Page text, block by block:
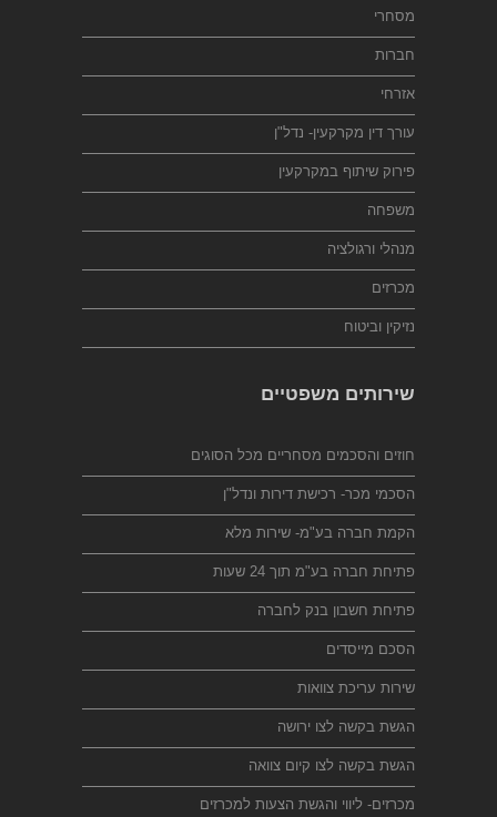
מסחרי
חברות
אזרחי
עורך דין מקרקעין- נדל"ן
פירוק שיתוף במקרקעין
משפחה
מנהלי ורגולציה
מכרזים
נזיקין וביטוח
שירותים משפטיים
חוזים והסכמים מסחריים מכל הסוגים
הסכמי מכר- רכישת דירות ונדל"ן
הקמת חברה בע"מ- שירות מלא
פתיחת חברה בע"מ תוך 24 שעות
פתיחת חשבון בנק לחברה
הסכם מייסדים
שירות עריכת צוואות
הגשת בקשה לצו ירושה
הגשת בקשה לצו קיום צוואה
מכרזים- ליווי והגשת הצעות למכרזים